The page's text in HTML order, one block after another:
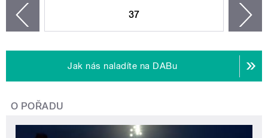
37
Jak nás naladíte na DABu
O POŘADU